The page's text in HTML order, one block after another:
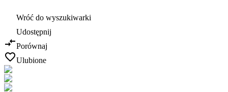
Wróć do wyszukiwarki
Udostępnij
Porównaj
Ulubione